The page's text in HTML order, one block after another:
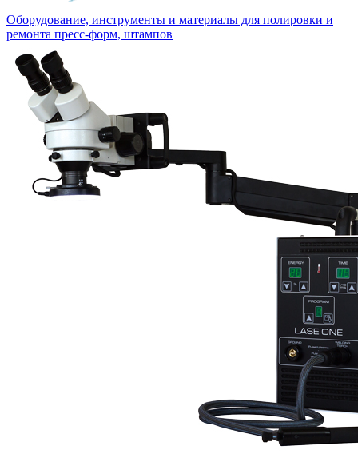
Оборудование, инструменты и материалы для полировки и
ремонта пресс-форм, штампов